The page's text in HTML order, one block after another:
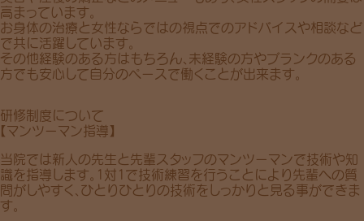
高まっています。
お身体の治療と女性ならではの視点でのアドバイスや相談など
で共に活躍しています。
その他経験のある方はもちろん、未経験の方やブランクのある
方でも安心して自分のペースで働くことが出来ます。
研修制度について
【マンツーマン指導】
当院では新人の先生と先輩スタッフのマンツーマンで技術や知
識を指導します。1対1で技術練習を行うことにより先輩への質
問がしやすく、ひとりひとりの技術をしっかりと見る事ができま
す。